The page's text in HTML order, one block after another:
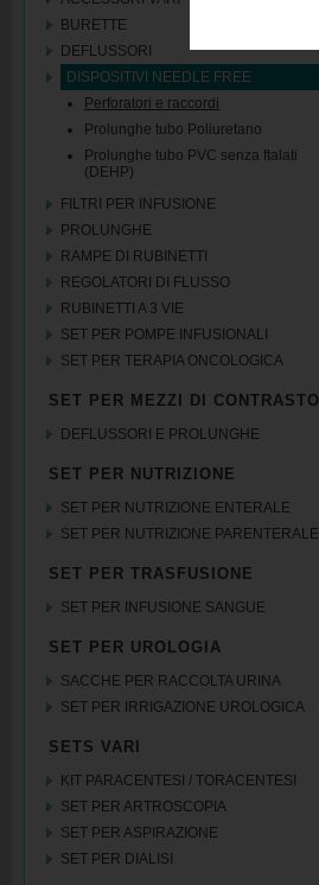
BURETTE
DEFLUSSORI
DISPOSITIVI NEEDLE FREE
Perforatori e raccordi
Prolunghe tubo Poliuretano
Prolunghe tubo PVC senza ftalati
(DEHP)
FILTRI PER INFUSIONE
PROLUNGHE
RAMPE DI RUBINETTI
REGOLATORI DI FLUSSO
RUBINETTI A 3 VIE
SET PER POMPE INFUSIONALI
SET PER TERAPIA ONCOLOGICA
SET PER MEZZI DI CONTRASTO
DEFLUSSORI E PROLUNGHE
SET PER NUTRIZIONE
SET PER NUTRIZIONE ENTERALE
SET PER NUTRIZIONE PARENTERALE
SET PER TRASFUSIONE
SET PER INFUSIONE SANGUE
SET PER UROLOGIA
SACCHE PER RACCOLTA URINA
SET PER IRRIGAZIONE UROLOGICA
SETS VARI
KIT PARACENTESI / TORACENTESI
SET PER ARTROSCOPIA
SET PER ASPIRAZIONE
SET PER DIALISI